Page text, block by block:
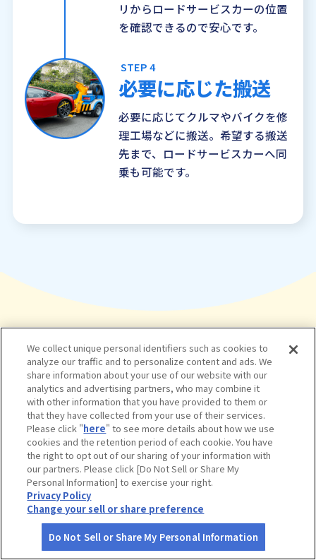
リからロードサービスカーの位置
を確認できるので安心です。
STEP 4
必要に応じた搬送
必要に応じてクルマやバイクを修
理工場などに搬送。希望する搬送
先まで、ロードサービスカーへ同
乗も可能です。
疑問を解決！
よくある質問
インターネットから入会手続きを
した後、いつからサービスを受け
られますか？
We collect unique personal identifiers such as cookies to
analyze our traffic and to personalize content and ads. We
share information about your use of our website with our
analytics and advertising partners, who may combine it
with other information that you have provided to them or
that they have collected from your use of their services.
Please click "here" to see more details about how we use
cookies and the retention period of each cookie. You have
the right to opt out of our sharing of your information with
our partners. Please click [Do Not Sell or Share My
Personal Information] to exercise your right.
Privacy Policy
Change your sell or share preference
Do Not Sell or Share My Personal Information